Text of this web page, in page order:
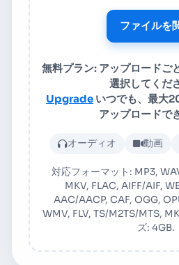
ファイルを
無料プラン: アップロードご
選択してくだ
Upgrade いつでも、最大
アップロードで
音
オーディオ 動画
対応フォーマット: MP3,
MKV, FLAC, AIFF/AIF,
AAC/AACP, CAF, OGG,
WMV, FLV, TS/M2TS/MTS,
ズ: 4GB.